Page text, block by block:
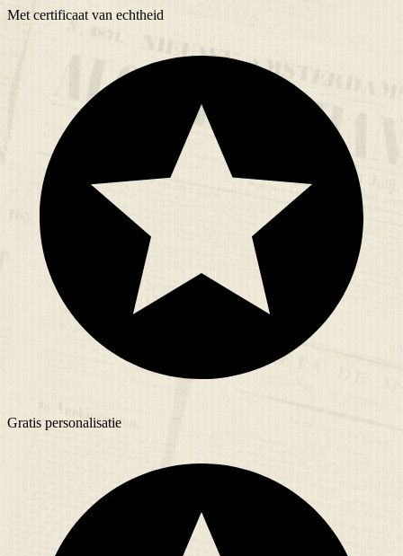
Met certificaat van echtheid
Gratis personalisatie